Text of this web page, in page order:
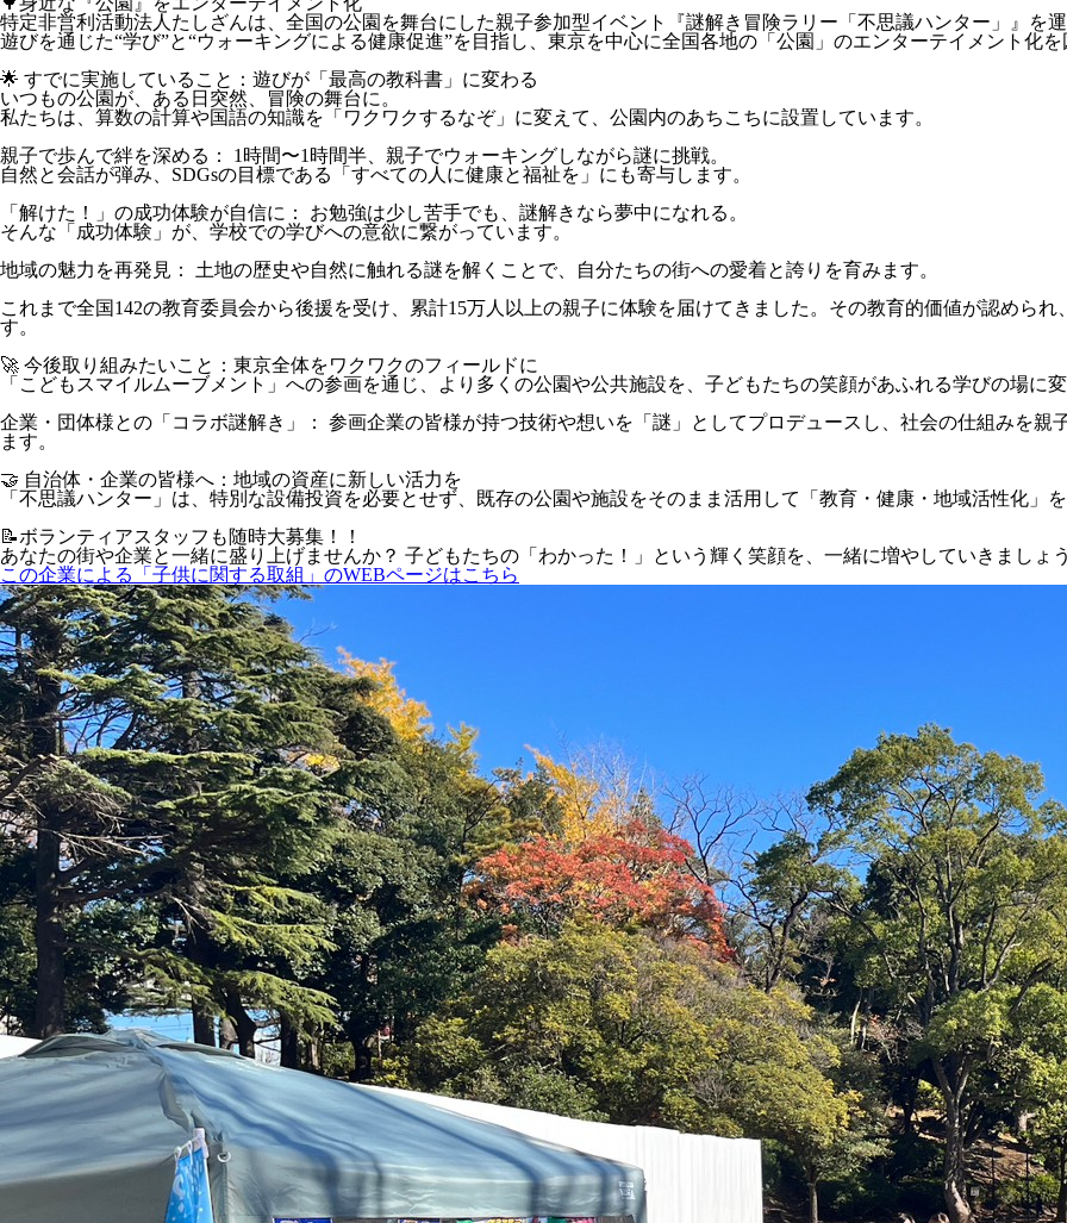
特定非営利活動法人たしざんは、全国の公園を舞台にした親子参加型イベント『謎解き冒険ラリー「不思議ハンター」』を運
遊びを通じた“学び”と“ウォーキングによる健康促進”を目指し、東京を中心に全国各地の「公園」のエンターテイメント化を
🌟 すでに実施していること：遊びが「最高の教科書」に変わる
いつもの公園が、ある日突然、冒険の舞台に。
私たちは、算数の計算や国語の知識を「ワクワクするなぞ」に変えて、公園内のあちこちに設置しています。
親子で歩んで絆を深める： 1時間〜1時間半、親子でウォーキングしながら謎に挑戦。
自然と会話が弾み、SDGsの目標である「すべての人に健康と福祉を」にも寄与します。
「解けた！」の成功体験が自信に： お勉強は少し苦手でも、謎解きなら夢中になれる。
そんな「成功体験」が、学校での学びへの意欲に繋がっています。
地域の魅力を再発見： 土地の歴史や自然に触れる謎を解くことで、自分たちの街への愛着と誇りを育みます。
これまで全国142の教育委員会から後援を受け、累計15万人以上の親子に体験を届けてきました。その教育的価値が認めら
す。
🚀 今後取り組みたいこと：東京全体をワクワクのフィールドに
「こどもスマイルムーブメント」への参画を通じ、より多くの公園や公共施設を、子どもたちの笑顔があふれる学びの場に
企業・団体様との「コラボ謎解き」： 参画企業の皆様が持つ技術や想いを「謎」としてプロデュースし、社会の仕組みを
ます。
🤝 自治体・企業の皆様へ：地域の資産に新しい活力を
「不思議ハンター」は、特別な設備投資を必要とせず、既存の公園や施設をそのまま活用して「教育・健康・地域活性化」
📝ボランティアスタッフも随時大募集！！
あなたの街や企業と一緒に盛り上げませんか？ 子どもたちの「わかった！」という輝く笑顔を、一緒に増やしていきましょう
この企業による「子供に関する取組」のWEBページはこちら